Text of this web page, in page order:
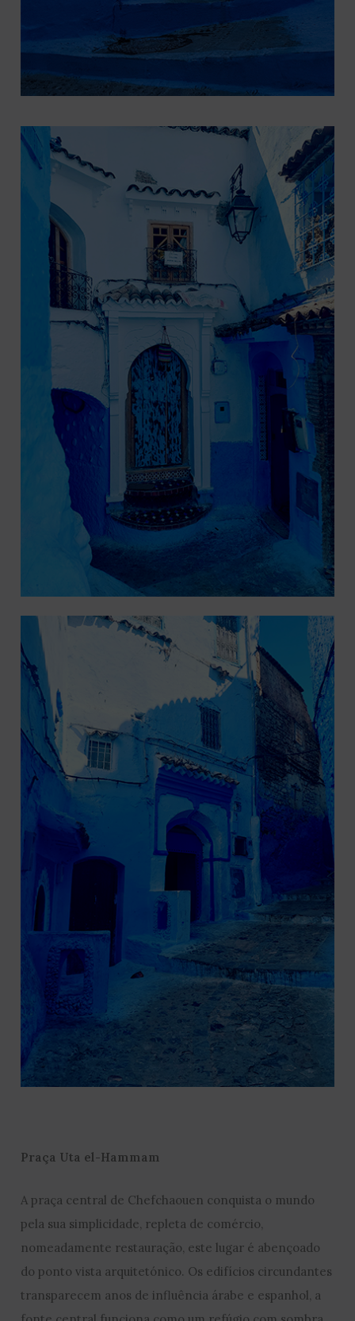
Praça Uta el-Hammam
A praça central de Chefchaouen conquista o mundo
pela sua simplicidade, repleta de comércio,
nomeadamente restauração, este lugar é abençoado
do ponto vista arquitetónico. Os edifícios circundantes
transparecem anos de influência árabe e espanhol, a